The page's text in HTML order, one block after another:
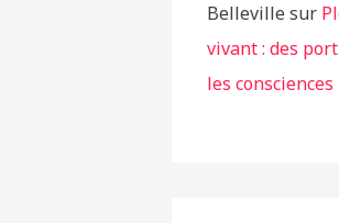
Belleville sur
vivant : des
les consciences